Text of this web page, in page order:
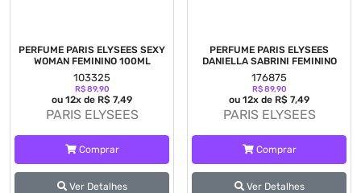
PERFUME PARIS ELYSEES SEXY
WOMAN FEMININO 100ML
103325
R$ 89,90
ou 12x de R$ 7,49
PARIS ELYSEES
Comprar
Ver Detalhes
PERFUME PARIS ELYSEES
DANIELLA SABRINI FEMININO
176875
R$ 89,90
ou 12x de R$ 7,49
PARIS ELYSEES
Comprar
Ver Detalhes